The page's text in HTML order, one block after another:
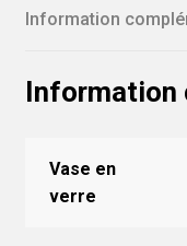
Information
Information
Vase en
verre